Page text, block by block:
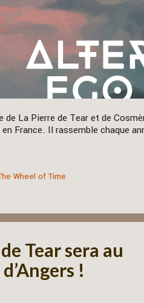
La Pierre de Tear et de
France. Il rassemble chaque
Wheel of Time
Tear sera au
!